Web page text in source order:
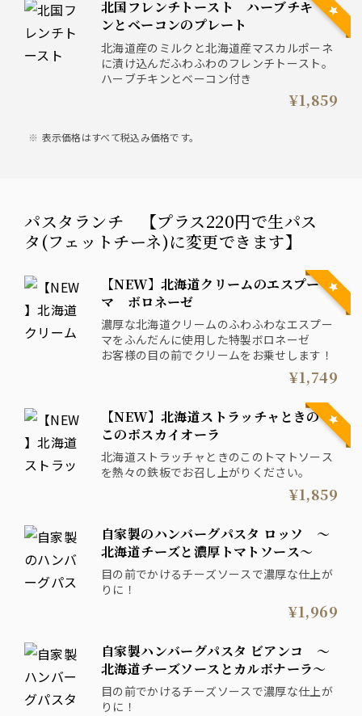
北国フレンチトースト ハーブチキ
ンとベーコンのプレート
北海道産のミルクと北海道産マスカルポーネ
に漬け込んだふわふわのフレンチトースト。
ハーブチキンとベーコン付き
¥1,859
表示価格はすべて税込み価格です。
パスタランチ 【プラス220円で生パス
タ(フェットチーネ)に変更できます】
【NEW】北海道クリームのエスプー
マ ボロネーゼ
濃厚な北海道クリームのふわふわなエスプー
マをふんだんに使用した特製ボロネーゼ
お客様の目の前でクリームをお乗せします！
¥1,749
【NEW】北海道ストラッチャときの
このボスカイオーラ
北海道ストラッチャときのこのトマトソース
を熱々の鉄板でお召し上がりください。
¥1,859
自家製のハンバーグパスタ ロッソ ～
北海道チーズと濃厚トマトソース～
目の前でかけるチーズソースで濃厚な仕上が
りに！
¥1,969
自家製ハンバーグパスタ ビアンコ ～
北海道チーズソースとカルボナーラ～
目の前でかけるチーズソースで濃厚な仕上が
りに！